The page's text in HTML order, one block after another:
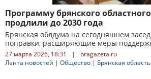
Программу брянского
продлили до 2030 года
Брянская облдума на сегодняшнем
поправки, расширяющие меры
27 марта 2026, 18:31 |
bragazeta.ru
Лента новостей | Общество | Брянская область